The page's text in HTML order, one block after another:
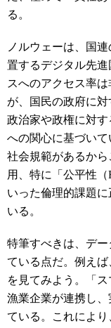
る。
ノルウェーは、国
置するデジタル先
スへのアクセス率
が、国民の政府に
政治家や政権に対
への関心に基づい
社会規範があるか
用、特に「公平性（
いった倫理的課題
いる。
特筆すべきは、デ
ている点だ。例え
を見てみよう。「
漁業企業が連携し
ている。これによ